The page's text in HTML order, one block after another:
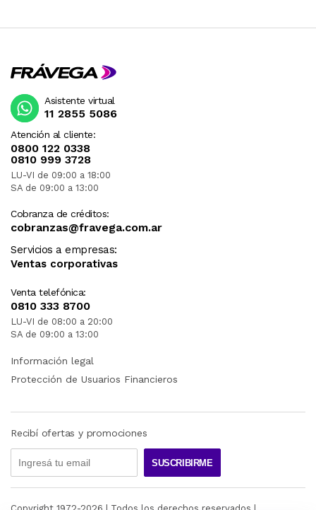
Atención al cliente:
0800 122 0338
0810 999 3728
LU-VI de 09:00 a 18:00
SA de 09:00 a 13:00
Cobranza de créditos:
cobranzas@fravega.com.ar
Servicios a empresas:
Ventas corporativas
Venta telefónica:
0810 333 8700
LU-VI de 08:00 a 20:00
SA de 09:00 a 13:00
Asistente virtual
11 2855 5086
Información legal
Protección de Usuarios Financieros
Recibí ofertas y promociones
SUSCRIBIRME